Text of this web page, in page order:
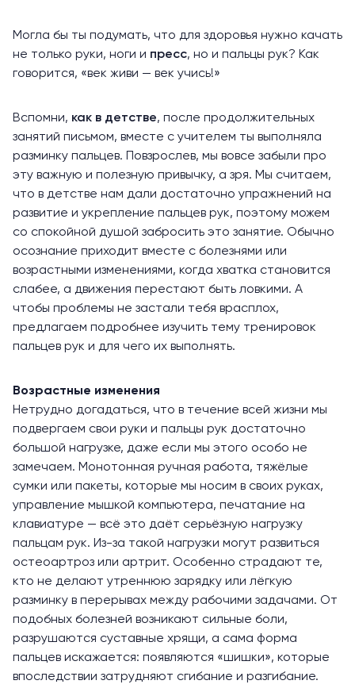
Могла бы ты подумать, что для здоровья нужно качать
не только руки, ноги и пресс, но и пальцы рук? Как
говорится, «век живи — век учись!»
Вспомни, как в детстве, после продолжительных
занятий письмом, вместе с учителем ты выполняла
разминку пальцев. Повзрослев, мы вовсе забыли про
эту важную и полезную привычку, а зря. Мы считаем,
что в детстве нам дали достаточно упражнений на
развитие и укрепление пальцев рук, поэтому можем
со спокойной душой забросить это занятие. Обычно
осознание приходит вместе с болезнями или
возрастными изменениями, когда хватка становится
слабее, а движения перестают быть ловкими. А
чтобы проблемы не застали тебя врасплох,
предлагаем подробнее изучить тему тренировок
пальцев рук и для чего их выполнять.
Возрастные изменения
Нетрудно догадаться, что в течение всей жизни мы
подвергаем свои руки и пальцы рук достаточно
большой нагрузке, даже если мы этого особо не
замечаем. Монотонная ручная работа, тяжёлые
сумки или пакеты, которые мы носим в своих руках,
управление мышкой компьютера, печатание на
клавиатуре — всё это даёт серьёзную нагрузку
пальцам рук. Из-за такой нагрузки могут развиться
остеоартроз или артрит. Особенно страдают те,
кто не делают утреннюю зарядку или лёгкую
разминку в перерывах между рабочими задачами. От
подобных болезней возникают сильные боли,
разрушаются суставные хрящи, а сама форма
пальцев искажается: появляются «шишки», которые
впоследствии затрудняют сгибание и разгибание.